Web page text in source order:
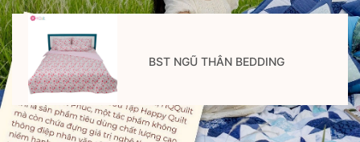
BST NGŨ THÂN BEDDING